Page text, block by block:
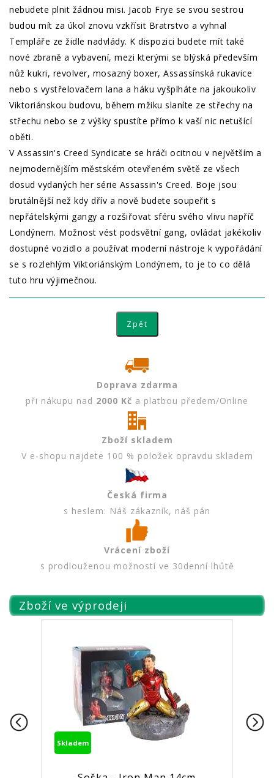
nebudete plnit žádnou misi. Jacob Frye se svou sestrou
budou mít za úkol znovu vzkřísit Bratrstvo a vyhnal
Templáře ze židle nadvlády. K dispozici budete mít také
nové zbraně a vybavení, mezi kterými se blýská především
nůž kukri, revolver, mosazný boxer, Assassínská rukavice
nebo s vystřelovačem lana a háku vyšplháte na jakoukoliv
Viktoriánskou budovu, během mžiku slaníte ze střechy na
střechu nebo se z výšky spustíte přímo k vaší nic netušící
oběti.
V Assassin's Creed Syndicate se hráči ocitnou v největším a
nejmodernějším městském otevřeném světě ze všech
dosud vydaných her série Assassin's Creed. Boje jsou
brutálnější než kdy dřív a nově budete soupeřit s
nepřátelskými gangy a rozšiřovat sféru svého vlivu napříč
Londýnem. Možnost vést podsvětní gang, ovládat jakékoliv
dostupné vozidlo a používat moderní nástroje k vypořádání
se s rozlehlým Viktoriánským Londýnem, to je to co dělá
tuto hru výjimečnou.
Doprava zdarma
při nákupu nad 2000 Kč a platbou předem/Online
Zboží skladem
V e-shopu najdete 100 % položek opravdu skladem
Česká firma
s heslem: Náš zákazník, náš pán
Vrácení zboží
s prodlouženou možností ve 30denní lhůtě
Zboží ve výprodeji